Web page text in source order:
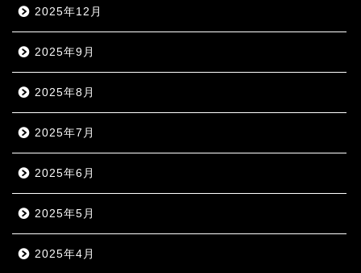
2025年12月
2025年9月
2025年8月
2025年7月
2025年6月
2025年5月
2025年4月